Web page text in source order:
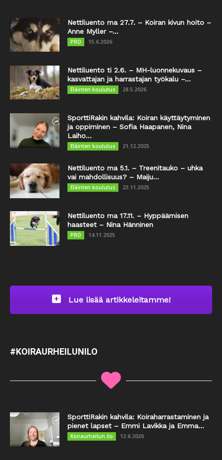
Nettiluento ma 27.7. – Koiran kivun hoito –
Anne Myller –...
PRO 15.6.2026
Nettiluento ti 2.6. – MH-luonnekuvaus –
kasvattajan ja harrastajan työkalu –...
Eläinten koulutus 28.5.2026
SporttiRakin kahvila: Koiran käyttäytyminen
ja oppiminen – Sofia Haapanen, Nina
Laiho...
Eläinten koulutus 21.12.2025
Nettiluento ma 5.1. – Treenitauko – uhka
vai mahdollisuus? – Maiju...
Eläinten koulutus 23.11.2025
Nettiluento ma 17.11. – Hyppäämisen
haasteet – Nina Hänninen
PRO 14.11.2025
Lue lisää artikkeleitamme!
#KOIRAURHEILUNILO
SporttiRakin kahvila: Koiraharrastaminen ja
pienet lapset – Emmi Lavikka ja Emma...
Koiraurheilun ilo 12.6.2026